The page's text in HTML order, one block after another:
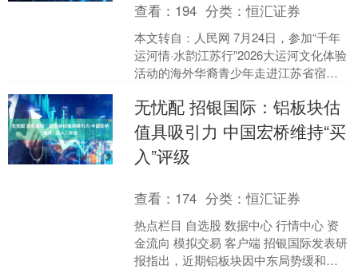
查看： 194 分类：恒汇证券
本文转自：人民网 7月24日，参加“千年
运河情·水韵江苏行”2026大运河文化体验
活动的海外华裔青少年走进江苏省宿迁
受非遗魅力....
无忧配 招银国际：铝板块估
值具吸引力 中国宏桥维持“买
入”评级
查看： 174 分类：恒汇证券
热点栏目 自选股 数据中心 行情中心 资
金流向 模拟交易 客户端 招银国际发表研
报指出，近期铝板块因中东局势缓和、